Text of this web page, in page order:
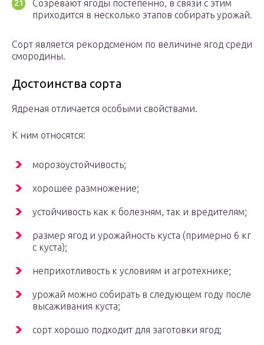
Созревают ягоды постепенно, в связи с этим
приходится в несколько этапов собирать урожай.
Сорт является рекордсменом по величине ягод среди
смородины.
Достоинства сорта
Ядреная отличается особыми свойствами.
К ним относятся:
морозоустойчивость;
хорошее размножение;
устойчивость как к болезням, так и вредителям;
размер ягод и урожайность куста (примерно 6 кг
с куста);
неприхотливость к условиям и агротехнике;
урожай можно собирать в следующем году после
высаживания куста;
сорт хорошо подходит для заготовки ягод;